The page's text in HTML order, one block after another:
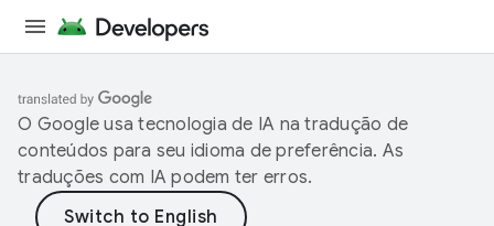
O Google usa tecnologia de IA na tradução de
conteúdos para seu idioma de preferência. As
traduções com IA podem ter erros.